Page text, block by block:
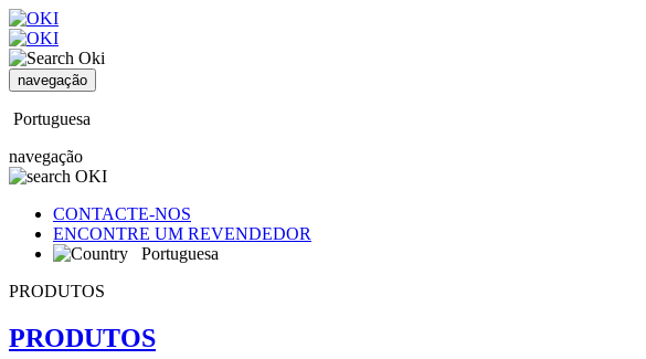
navegação
Portuguesa
navegação
CONTACTE-NOS
ENCONTRE UM REVENDEDOR
Portuguesa
PRODUTOS
PRODUTOS